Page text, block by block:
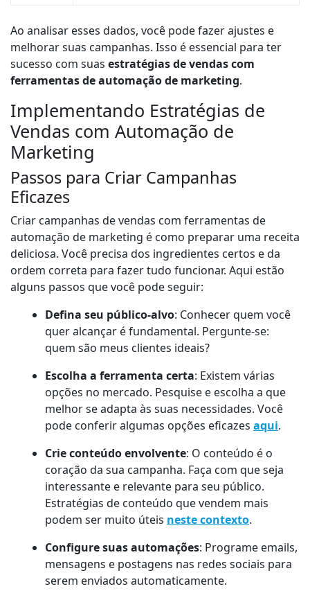
Ao analisar esses dados, você pode fazer ajustes e
melhorar suas campanhas. Isso é essencial para ter
sucesso com suas estratégias de vendas com
ferramentas de automação de marketing.
Implementando Estratégias de
Vendas com Automação de
Marketing
Passos para Criar Campanhas
Eficazes
Criar campanhas de vendas com ferramentas de
automação de marketing é como preparar uma receita
deliciosa. Você precisa dos ingredientes certos e da
ordem correta para fazer tudo funcionar. Aqui estão
alguns passos que você pode seguir:
Defina seu público-alvo: Conhecer quem você
quer alcançar é fundamental. Pergunte-se:
quem são meus clientes ideais?
Escolha a ferramenta certa: Existem várias
opções no mercado. Pesquise e escolha a que
melhor se adapta às suas necessidades. Você
pode conferir algumas opções eficazes aqui.
Crie conteúdo envolvente: O conteúdo é o
coração da sua campanha. Faça com que seja
interessante e relevante para seu público.
Estratégias de conteúdo que vendem mais
podem ser muito úteis neste contexto.
Configure suas automações: Programe emails,
mensagens e postagens nas redes sociais para
serem enviados automaticamente.